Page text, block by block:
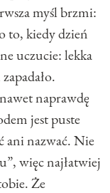
myśl brzmi:
to, kiedy dzień
uczucie: lekka
naprawdę
jest puste
ani nazwać. Nie
więc najłatwiej
Że